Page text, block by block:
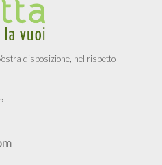
disposizione, nel rispetto